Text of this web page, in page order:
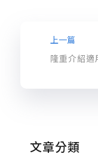
上一篇
文章分類